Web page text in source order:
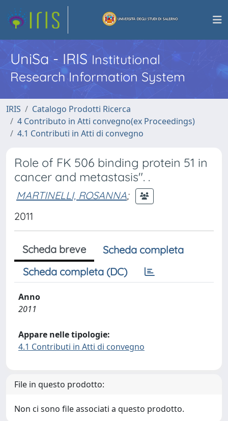
UniSa - IRISInstitutional
Research Information System
IRIS
Catalogo Prodotti Ricerca
4 Contributo in Atti convegno(ex Proceedings)
4.1 Contributi in Atti di convegno
Role of FK 506 binding protein 51 in
cancer and metastasis". .
MARTINELLI, ROSANNA;
2011
Scheda breve
Scheda completa
Scheda completa (DC)
Anno
2011
Appare nelle tipologie:
4.1 Contributi in Atti di convegno
File in questo prodotto:
Non ci sono file associati a questo prodotto.